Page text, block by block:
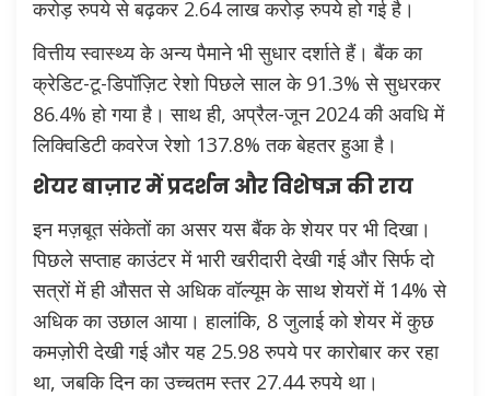
करोड़ रुपये से बढ़कर 2.64 लाख करोड़ रुपये हो गई है।
वित्तीय स्वास्थ्य के अन्य पैमाने भी सुधार दर्शाते हैं। बैंक का
क्रेडिट-टू-डिपॉज़िट रेशो पिछले साल के 91.3% से सुधरकर
86.4% हो गया है। साथ ही, अप्रैल-जून 2024 की अवधि में
लिक्विडिटी कवरेज रेशो 137.8% तक बेहतर हुआ है।
शेयर बाज़ार में प्रदर्शन और विशेषज्ञ की राय
इन मज़बूत संकेतों का असर यस बैंक के शेयर पर भी दिखा।
पिछले सप्ताह काउंटर में भारी खरीदारी देखी गई और सिर्फ दो
सत्रों में ही औसत से अधिक वॉल्यूम के साथ शेयरों में 14% से
अधिक का उछाल आया। हालांकि, 8 जुलाई को शेयर में कुछ
कमज़ोरी देखी गई और यह 25.98 रुपये पर कारोबार कर रहा
था, जबकि दिन का उच्चतम स्तर 27.44 रुपये था।